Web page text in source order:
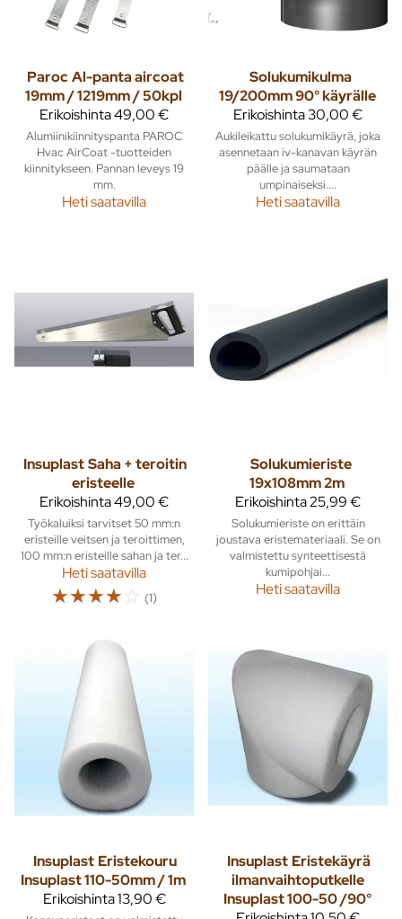
Paroc Al-panta aircoat
19mm / 1219mm / 50kpl
Erikoishinta49,00 €
Alumiinikiinnityspanta PAROC
Hvac AirCoat -tuotteiden
kiinnitykseen. Pannan leveys 19
mm.
Heti saatavilla
Solukumikulma
19/200mm 90° käyrälle
Erikoishinta30,00 €
Aukileikattu solukumikäyrä, joka
asennetaan iv-kanavan käyrän
päälle ja saumataan
umpinaiseksi....
Heti saatavilla
InsuplastSaha + teroitin
eristeelle
Erikoishinta49,00 €
Työkaluiksi tarvitset 50 mm:n
eristeille veitsen ja teroittimen,
100 mm:n eristeille sahan ja ter...
Heti saatavilla
☆☆☆☆☆ (1)
Solukumieriste
19x108mm 2m
Erikoishinta25,99 €
Solukumieriste on erittäin
joustava eristemateriaali. Se on
valmistettu synteettisestä
kumipohjai...
Heti saatavilla
Insuplast Eristekouru
Insuplast 110-50mm / 1m
Erikoishinta13,90 €
Insuplast Eristekäyrä
ilmanvaihtoputkelle
Insuplast 100-50 /90°